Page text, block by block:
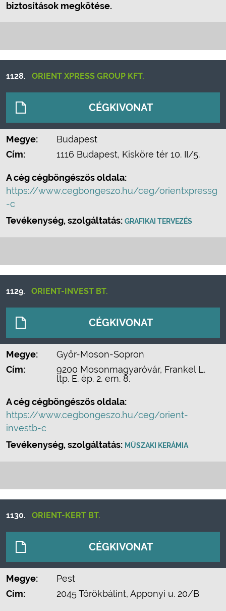
biztosítások megkötése.
1128. ORIENT XPRESS GROUP KFT.
CÉGKIVONAT
Megye:
Budapest
Cím:
1116 Budapest, Kisköre tér 10. II/5.
A cég cégböngészős oldala:
https://www.cegbongeszo.hu/ceg/orientxpressg
-c
Tevékenység, szolgáltatás: GRAFIKAI TERVEZÉS
1129. ORIENT-INVEST BT.
CÉGKIVONAT
Megye:
Győr-Moson-Sopron
Cím:
9200 Mosonmagyaróvár, Frankel L.
ltp. E. ép. 2. em. 8.
A cég cégböngészős oldala:
https://www.cegbongeszo.hu/ceg/orient-
investb-c
Tevékenység, szolgáltatás: MŰSZAKI KERÁMIA
1130. ORIENT-KERT BT.
CÉGKIVONAT
Megye:
Pest
Cím:
2045 Törökbálint, Apponyi u. 20/B